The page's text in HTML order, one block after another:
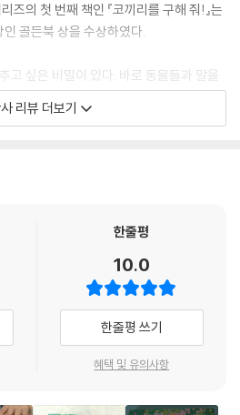
즈의 첫 번째 책인 『코끼리를 구해 줘!』는
골든북 상을 수상하였다.
고 싶은 비밀이 있다. 바로 동물들과 말을
게는 인기가 많지만, 다른 아이들과는 친
이처럼 보이지 않기 위해서 특별한 능력을
가 펼쳐진다. 또한 릴리를 괴롭힐 궁리만
등장하는 조련사는 기록을 단축시키기
에 금지 약물을 바르는 등 불법적인 행동
게 고통스러운 일이 되어 버린 스톰은 인
를 태우고 즐겁게 달리는 다른 말을 보고
다는 걸 깨닫게 되고 차츰 마음을 열게 된
해한다. 목장 식구들이 말들과 교류하고
리뷰 더보기
한줄평
10.0
한줄평 쓰기
혜택 및 유의사항